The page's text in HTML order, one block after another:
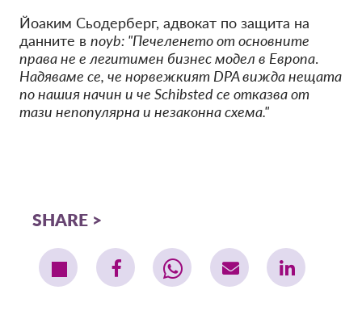
Йоаким Сьодерберг, адвокат по защита на
данните в noyb: "Печеленето от основните
права не е легитимен бизнес модел в Европа.
Надяваме се, че норвежкият DPA вижда нещата
по нашия начин и че Schibsted се отказва от
тази непопулярна и незаконна схема."
SHARE